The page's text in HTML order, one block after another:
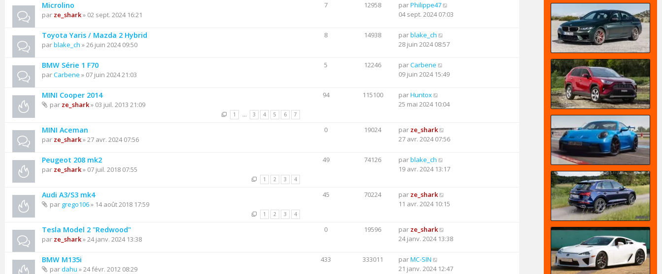
Microlino
par ze_shark» 02 sept. 2024 16:21
7 12958 parPhilippe47
04 sept. 2024 07:03
Toyota Yaris / Mazda 2 Hybrid
parblake_ch » 26 juin 2024 09:50
8 14938 parblake_ch
28 juin 2024 08:57
BMW Série 1 F70
parCarbene » 07 juin 2024 21:03
5 12246 parCarbene
09 juin 2024 15:49
MINI Cooper 2014
par ze_shark» 03 juil. 2013 21:09
1 … 3 4 5 6 7
94 115100 parHuntox
25 mai 2024 10:04
MINI Aceman
par ze_shark» 27 avr. 2024 07:56
0 19024 par ze_shark
27 avr. 2024 07:56
Peugeot 208 mk2
par ze_shark» 07 juil. 2018 07:55
1 2 3 4
49 74126 parblake_ch
19 avr. 2024 13:17
Audi A3/S3 mk4
par grego106» 14 août 2018 17:59
1 2 3 4
45 70224 par ze_shark
11 avr. 2024 10:15
Tesla Model 2 "Redwood"
par ze_shark» 24 janv. 2024 13:38
0 19596 par ze_shark
24 janv. 2024 13:38
BMW M135i
pardahu » 24 févr. 2012 08:29
433 333011 parMC-SIN
21 janv. 2024 12:47